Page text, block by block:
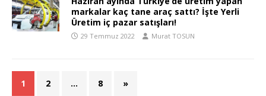
markalar kaç tane araç sattı? İşte Yerli
Üretim iç pazar satışları!
29 Temmuz 2022 Murat TOSUN
1 2 … 8 »